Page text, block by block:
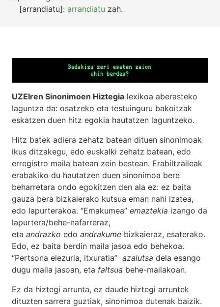
[arrandiatu]:arrandiatu zah.
UZEIren Sinonimoen Hiztegia lexikoa aberasteko
laguntza da: osatzeko eta testuinguru bakoitzak
eskatzen duen hitz egokia hautatzen laguntzeko.
Hitz batek adiera zehatz batean dituen sinonimoak
ikus ditzakegu, edo euskalki zehatz batean, edo
erregistro maila batean zein bestean. Erabiltzaileak
erabakiko du hautatzen duen sinonimoa bere
beharretara ondo egokitzen den ala ez: ez baita
gauza bera bizkaierako kutsua eman nahi izatea,
edo lapurterakoa. “Emakumea” emaztekia izango da
lapurtera/behe-nafarreraz,
eta andrazko edo andrakume bizkaieraz, esaterako.
Edo, ez baita berdin maila jasoa edo behekoa.
“Pertsona elezuria, itxuratia” azalutsa dela esango
dugu maila jasoan, eta faltsua behe-mailakoan.
Ez da hiztegi arrunta, ez daude hiztegi arruntek
dituzten sarrera guztiak, sinonimoa dutenak baizik.